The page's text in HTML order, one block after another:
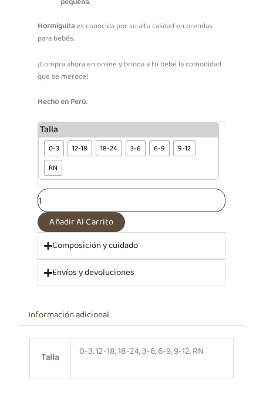
Hormiguitaes conocida por su alta calidad en prendas
para bebés.
¡Compra ahora en online y brinda a tu bebé la comodidad
que se merece!
Hecho en Perú.
Talla
0-3 12-18 18-24 3-6 6-9
9-12
RN
Body
Básico
Estampado
Conejitas
|
100%
algodón
cantidad
Añadir Al Carrito
Composición y cuidado
Envíos y devoluciones
Información adicional
Talla 0-3, 12-18, 18-24, 3-6, 6-9, 9-12, RN